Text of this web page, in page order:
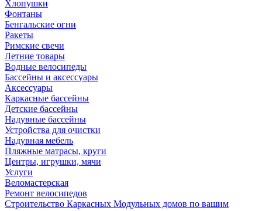
Хлопушки
Фонтаны
Бенгальские огни
Ракеты
Римские свечи
Летние товары
Водные велосипеды
Бассейны и аксессуары
Аксессуары
Каркасные бассейны
Детские бассейны
Надувные бассейны
Устройства для очистки
Надувная мебель
Пляжные матрасы, круги
Центры, игрушки, мячи
Услуги
Веломастерская
Ремонт велосипедов
Строительство Каркасных Модульных домов по вашим